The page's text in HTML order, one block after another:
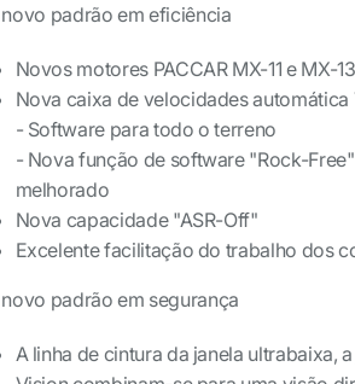
padrão em eficiência
Novos motores PACCAR MX-11 e MX-
Nova caixa de velocidades automática
- Software para todo o terreno
- Nova função de software "Rock-
melhorado
Nova capacidade "ASR-Off"
Excelente facilitação do trabalho dos
padrão em segurança
A linha de cintura da janela ultrabaixa,